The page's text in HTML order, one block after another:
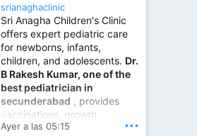
invasive and robotic
techniques.
Best Urologist in Vijayawada | Urology Specialist in Vijayawada
Dr. A. V. Krishna Kishore,
the Best Urologist...
www.drkrishnakishore.com
srianaghaclinic
Sri Anagha Children's Clinic
offers expert pediatric care
for newborns, infants,
children, and adolescents. Dr.
B Rakesh Kumar, one of the
best pediatrician in
secunderabad , provides
vaccinations, growth
monitoring, newborn care,
Ayer a las 05:15 •••